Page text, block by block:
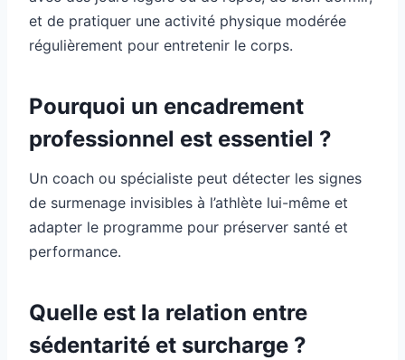
et de pratiquer une activité physique modérée
régulièrement pour entretenir le corps.
Pourquoi un encadrement
professionnel est essentiel ?
Un coach ou spécialiste peut détecter les signes
de surmenage invisibles à l’athlète lui-même et
adapter le programme pour préserver santé et
performance.
Quelle est la relation entre
sédentarité et surcharge ?